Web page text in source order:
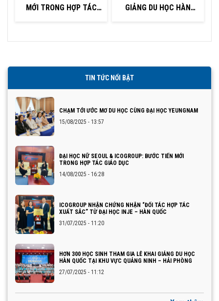
MỚI TRONG HỢP TÁC
GIẢNG DU HỌC HÀN
TIN TỨC NỔI BẬT
CHẠM TỚI ƯỚC MƠ DU HỌC CÙNG ĐẠI HỌC YEUNGNAM
15/08/2025 - 13:57
ĐẠI HỌC NỮ SEOUL & ICOGROUP: BƯỚC TIẾN MỚI
TRONG HỢP TÁC GIÁO DỤC
14/08/2025 - 16:28
ICOGROUP NHẬN CHỨNG NHẬN “ĐỐI TÁC HỢP TÁC
XUẤT SẮC” TỪ ĐẠI HỌC INJE – HÀN QUỐC
31/07/2025 - 11:20
HƠN 300 HỌC SINH THAM GIA LỄ KHAI GIẢNG DU HỌC
HÀN QUỐC TẠI KHU VỰC QUẢNG NINH – HẢI PHÒNG
27/07/2025 - 11:12